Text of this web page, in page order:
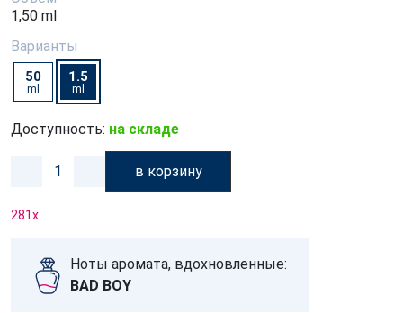
1,50 ml
Варианты
50
ml
1.5
ml
Доступность: на складе
в корзину
281x
Ноты аромата, вдохновленные:
BAD BOY